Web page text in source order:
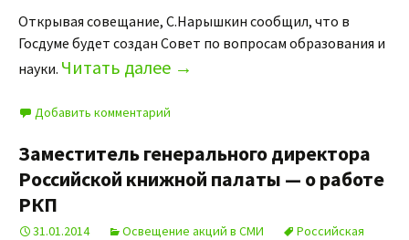
Открывая совещание, С.Нарышкин сообщил, что в
Госдуме будет создан Совет по вопросам образования и
науки. Читать далее →
Добавить комментарий
Заместитель генерального директора
Российской книжной палаты — о работе
РКП
31.01.2014 Освещение акций в СМИ
Российская